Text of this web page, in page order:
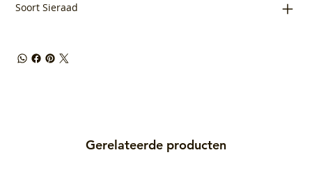
Soort Sieraad
Gerelateerde producten